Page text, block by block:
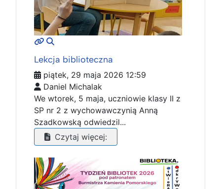
MOD_JTCS_VIEW_ARTICLE_LINK
Lekcja biblioteczna
piątek, 29 maja 2026 12:59
Daniel Michalak
We wtorek, 5 maja, uczniowie klasy II z
SP nr 2 z wychowawczynią Anną
Szadkowską odwiedzil...
Czytaj więcej: